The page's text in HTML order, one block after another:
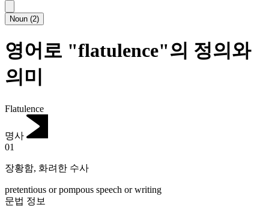
Noun (2)
영어로 "flatulence"의 정의와
의미
Flatulence
명사
01
장황함, 화려한 수사
pretentious or pompous speech or writing
문법 정보